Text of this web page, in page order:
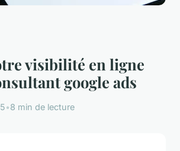
visibilité en ligne
google ads
•8 min de lecture